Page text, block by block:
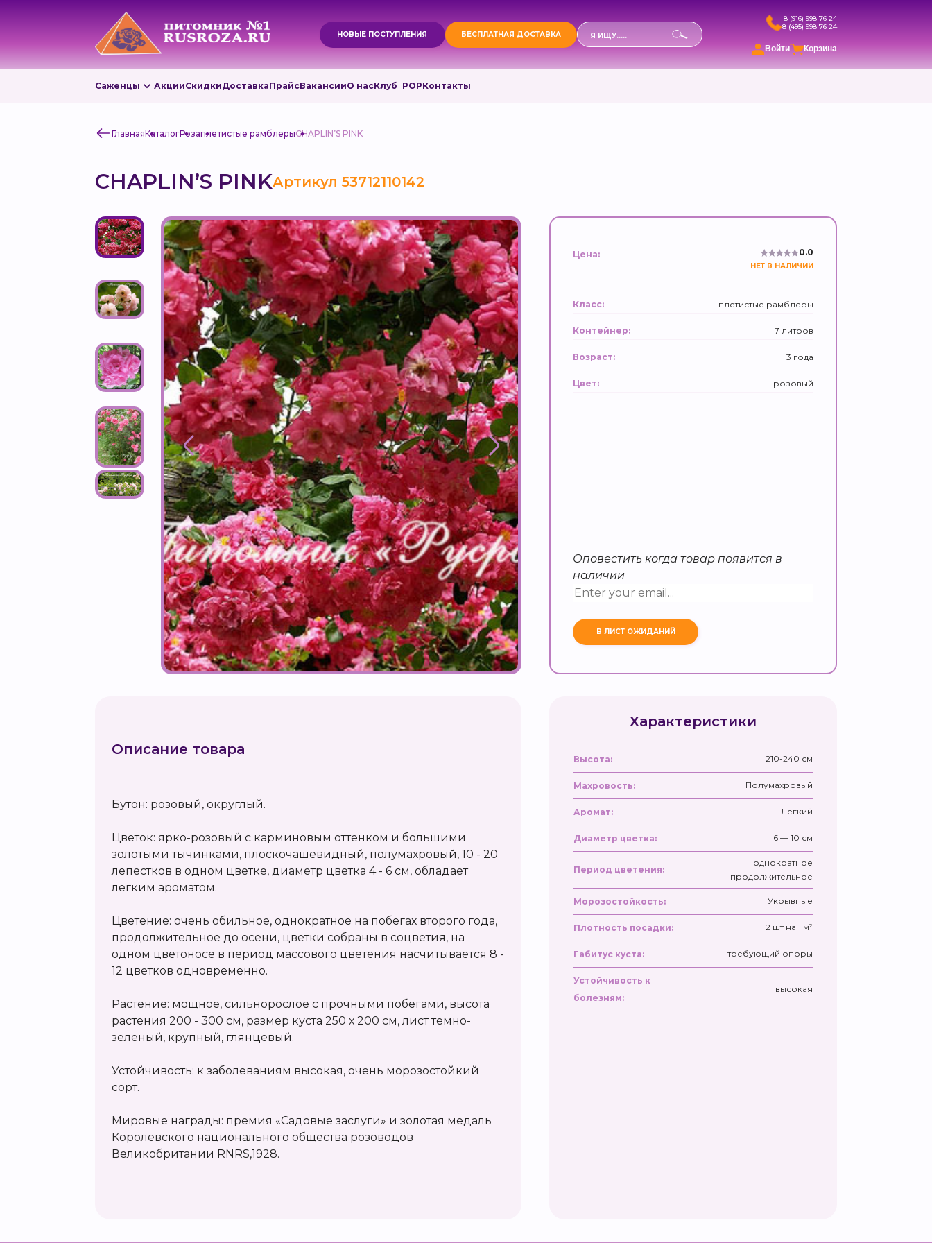
НОВЫЕ ПОСТУПЛЕНИЯ БЕСПЛАТНАЯ ДОСТАВКА
Поиск
товаров
8 (916) 998 76 24
8 (495) 998 76 24
Войти Корзина
Саженцы АкцииСкидкиДоставкаПрайсВакансииО насКлуб РОРКонтакты
ГлавнаяКаталогРозаплетистые рамблерыCHAPLIN’S PINK
CHAPLIN’S PINKАртикул 53712110142
Цена: 0.0
НЕТ В НАЛИЧИИ
Класс: плетистые рамблеры
Контейнер: 7 литров
Возраст: 3 года
Цвет: розовый
Оповестить когда товар появится в
наличии
Описание товара
Бутон: розовый, округлый.
Цветок: ярко-розовый с карминовым оттенком и большими
золотыми тычинками, плоскочашевидный, полумахровый, 10 - 20
лепестков в одном цветке, диаметр цветка 4 - 6 см, обладает
легким ароматом.
Цветение: очень обильное, однократное на побегах второго года,
продолжительное до осени, цветки собраны в соцветия, на
одном цветоносе в период массового цветения насчитывается 8 -
12 цветков одновременно.
Растение: мощное, сильнорослое с прочными побегами, высота
растения 200 - 300 см, размер куста 250 х 200 см, лист темно-
зеленый, крупный, глянцевый.
Устойчивость: к заболеваниям высокая, очень морозостойкий
сорт.
Мировые награды: премия «Садовые заслуги» и золотая медаль
Королевского национального общества розоводов
Великобритании RNRS,1928.
Характеристики
Высота: 210-240 см
Махровость: Полумахровый
Аромат: Легкий
Диаметр цветка: 6 — 10 см
Период цветения:
однократное
продолжительное
Морозостойкость: Укрывные
Плотность посадки: 2 шт на 1 м²
Габитус куста: требующий опоры
Устойчивость к
болезням:
высокая